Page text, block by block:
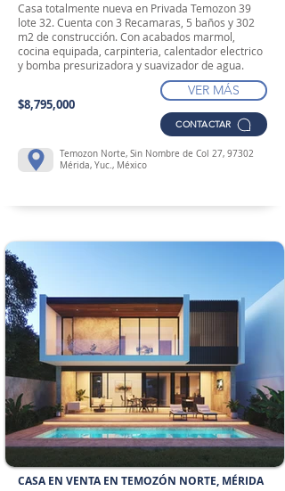
Casa totalmente nueva en Privada Temozon 39
lote 32. Cuenta con 3 Recamaras, 5 baños y 302
m2 de construcción. Con acabados marmol,
cocina equipada, carpinteria, calentador electrico
y bomba presurizadora y suavizador de agua.
$8,795,000
VER MÁS
CONTACTAR
Temozon Norte, Sin Nombre de Col 27, 97302
Mérida, Yuc., México
CASA EN VENTA EN TEMOZÓN NORTE, MÉRIDA